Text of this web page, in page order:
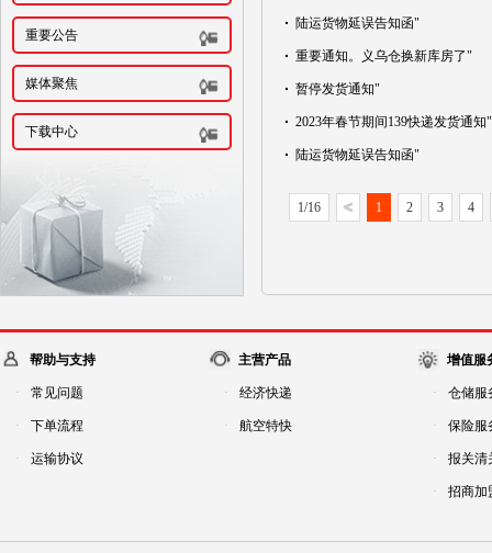
重要公告
媒体聚焦
下载中心
· 陆运货物延误告知函"
· 重要通知。义乌仓换新库房了"
· 暂停发货通知"
· 2023年春节期间139快递发货通知"
· 陆运货物延误告知函"
1/16 1 2 3 4
帮助与支持
· 常见问题
· 下单流程
· 运输协议
主营产品
· 经济快递
· 航空特快
增值服
· 仓储服
· 保险服
· 报关清
· 招商加